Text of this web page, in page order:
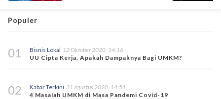
Populer
01 Bisnis Lokal 12 Oktober 2020, 14:16
UU Cipta Kerja, Apakah Dampaknya Bagi UMKM?
02 Kabar Terkini 31 Agustus 2020, 14:51
4 Masalah UMKM di Masa Pandemi Covid-19